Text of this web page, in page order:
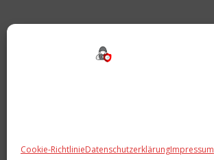
Cookie-RichtlinieDatenschutzerklärungImpressum